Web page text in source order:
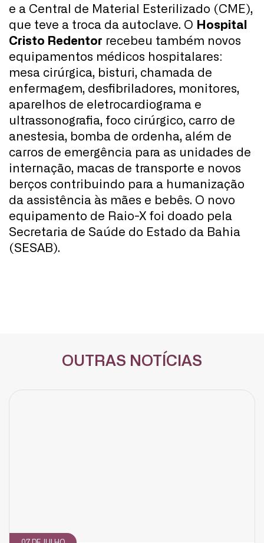
e a Central de Material Esterilizado (CME),
que teve a troca da autoclave. O Hospital
Cristo Redentor recebeu também novos
equipamentos médicos hospitalares:
mesa cirúrgica, bisturi, chamada de
enfermagem, desfibriladores, monitores,
aparelhos de eletrocardiograma e
ultrassonografia, foco cirúrgico, carro de
anestesia, bomba de ordenha, além de
carros de emergência para as unidades de
internação, macas de transporte e novos
berços contribuindo para a humanização
da assistência às mães e bebês. O novo
equipamento de Raio-X foi doado pela
Secretaria de Saúde do Estado da Bahia
(SESAB).
OUTRAS NOTÍCIAS